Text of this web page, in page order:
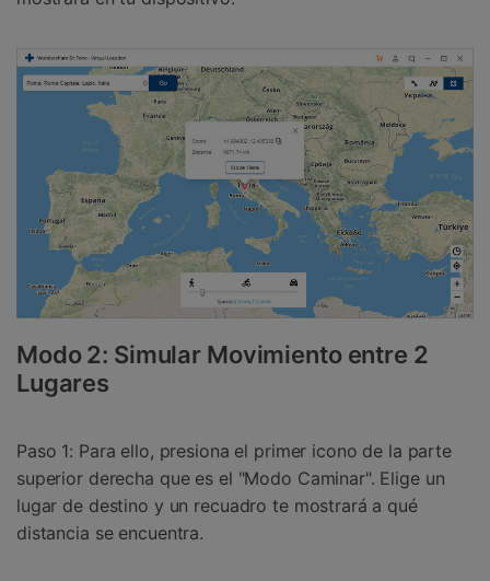
Modo 2: Simular Movimiento entre 2
Lugares
Paso 1: Para ello, presiona el primer icono de la parte
superior derecha que es el "Modo Caminar". Elige un
lugar de destino y un recuadro te mostrará a qué
distancia se encuentra.